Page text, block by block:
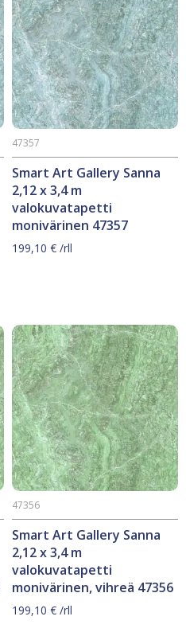
Smart Art Gallery Sanna
2,12 x 3,4 m
valokuvatapetti
monivärinen 47357
47357
199,10 € /rll
Smart Art Gallery Sanna
2,12 x 3,4 m
valokuvatapetti
monivärinen, vihreä 47356
47356
199,10 € /rll